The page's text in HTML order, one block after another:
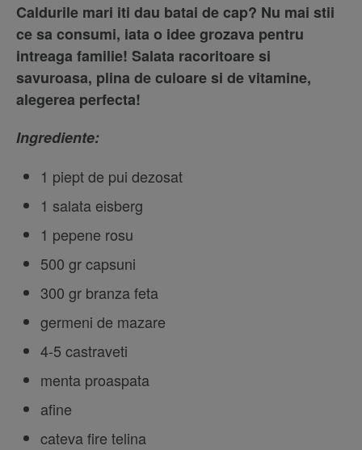
Caldurile mari iti dau batai de cap? Nu mai stii
ce sa consumi, iata o idee grozava pentru
intreaga familie! Salata racoritoare si
savuroasa, plina de culoare si de vitamine,
alegerea perfecta!
Ingrediente:
1 piept de pui dezosat
1 salata eisberg
1 pepene rosu
500 gr capsuni
300 gr branza feta
germeni de mazare
4-5 castraveti
menta proaspata
afine
cateva fire telina